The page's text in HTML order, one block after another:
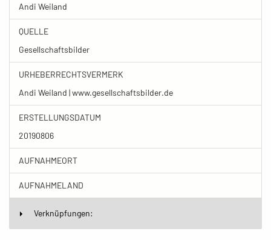
Andi Weiland
QUELLE
Gesellschaftsbilder
URHEBERRECHTSVERMERK
Andi Weiland | www.gesellschaftsbilder.de
ERSTELLUNGSDATUM
20190806
AUFNAHMEORT
AUFNAHMELAND
Verknüpfungen: